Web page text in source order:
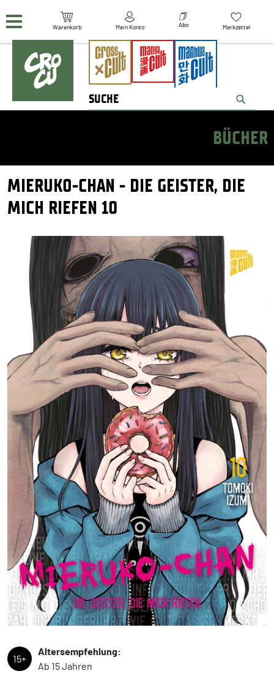
Warenkorb Mein Konto Abo Merkzettel
BÜCHER
MIERUKO-CHAN - DIE GEISTER, DIE
MICH RIEFEN 10
15+
Altersempfehlung:
Ab 15 Jahren